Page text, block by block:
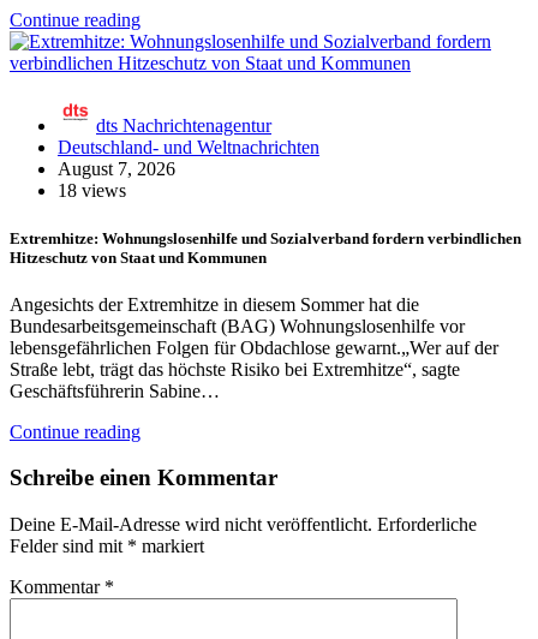
Continue reading
dts Nachrichtenagentur
Deutschland- und Weltnachrichten
August 7, 2026
18 views
Extremhitze: Wohnungslosenhilfe und Sozialverband fordern verbindlichen
Hitzeschutz von Staat und Kommunen
Angesichts der Extremhitze in diesem Sommer hat die
Bundesarbeitsgemeinschaft (BAG) Wohnungslosenhilfe vor
lebensgefährlichen Folgen für Obdachlose gewarnt.„Wer auf der
Straße lebt, trägt das höchste Risiko bei Extremhitze“, sagte
Geschäftsführerin Sabine…
Continue reading
Schreibe einen Kommentar
Deine E-Mail-Adresse wird nicht veröffentlicht. Erforderliche
Felder sind mit * markiert
Kommentar *